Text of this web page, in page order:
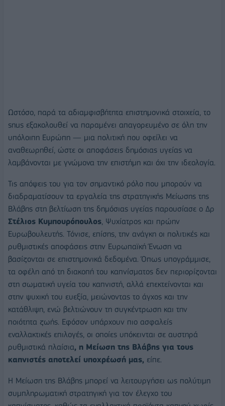
Ωστόσο, παρά τα αδιαμφισβήτητα επιστημονικά στοιχεία, το
snus εξακολουθεί να παραμένει απαγορευμένο σε όλη την
υπόλοιπη Ευρώπη — μια πολιτική που οφείλει να
αναθεωρηθεί, ώστε οι αποφάσεις δημόσιας υγείας να
λαμβάνονται με γνώμονα την επιστήμη και όχι την ιδεολογία.
Τις απόψεις του για τον σημαντικό ρόλο που μπορούν να
διαδραματίσουν τα εργαλεία της στρατηγικής Μείωσης της
Βλάβης στη βελτίωση της δημόσιας υγείας παρουσίασε ο Δρ
Στέλιος Κυμπουρόπουλος, Ψυχίατρος και πρώην
Ευρωβουλευτής. Τόνισε, επίσης, την ανάγκη οι πολιτικές και
ρυθμιστικές αποφάσεις στην Ευρωπαϊκή Ένωση να
βασίζονται σε επιστημονικά δεδομένα. Όπως υπογράμμισε,
τα οφέλη από τη διακοπή του καπνίσματος δεν περιορίζονται
στη σωματική υγεία του καπνιστή, αλλά επεκτείνονται και
στην ψυχική του ευεξία, μειώνοντας το άγχος και την
κατάθλιψη, ενώ βελτιώνουν τη συγκέντρωση και την
ποιότητα ζωής. Εφόσον υπάρχουν πιο ασφαλείς
εναλλακτικές επιλογές, οι οποίες υπόκεινται σε αυστηρά
ρυθμιστικά πλαίσια, η Μείωση της Βλάβης για τους
καπνιστές αποτελεί υποχρέωσή μας, είπε.
Η Μείωση της Βλάβης μπορεί να λειτουργήσει ως πολύτιμη
συμπληρωματική στρατηγική για τον έλεγχο του